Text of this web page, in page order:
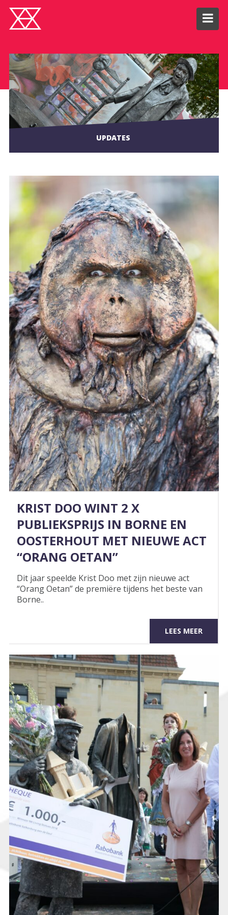
UPDATES
KRIST DOO WINT 2 X
PUBLIEKSPRIJS IN BORNE EN
OOSTERHOUT MET NIEUWE ACT
“ORANG OETAN”
Dit jaar speelde Krist Doo met zijn nieuwe act
“Orang Oetan” de premiëre tijdens het beste van
Borne..
LEES MEER